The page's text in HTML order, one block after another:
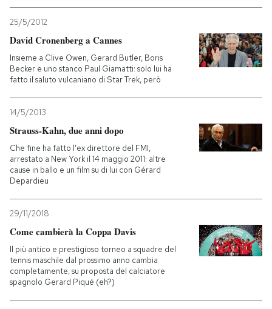
CALENDARIO
AREA PERSONALE
25/5/2012
David Cronenberg a Cannes
Insieme a Clive Owen, Gerard Butler, Boris
Becker e uno stanco Paul Giamatti: solo lui ha
fatto il saluto vulcaniano di Star Trek, però
14/5/2013
Strauss-Kahn, due anni dopo
Che fine ha fatto l'ex direttore del FMI,
arrestato a New York il 14 maggio 2011: altre
cause in ballo e un film su di lui con Gérard
Depardieu
29/11/2018
Come cambierà la Coppa Davis
Il più antico e prestigioso torneo a squadre del
tennis maschile dal prossimo anno cambia
completamente, su proposta del calciatore
spagnolo Gerard Piqué (eh?)